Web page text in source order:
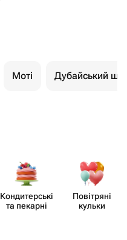
Моті Дубайський
Кондит​ерські
та пекарні
Повітряні
кульки